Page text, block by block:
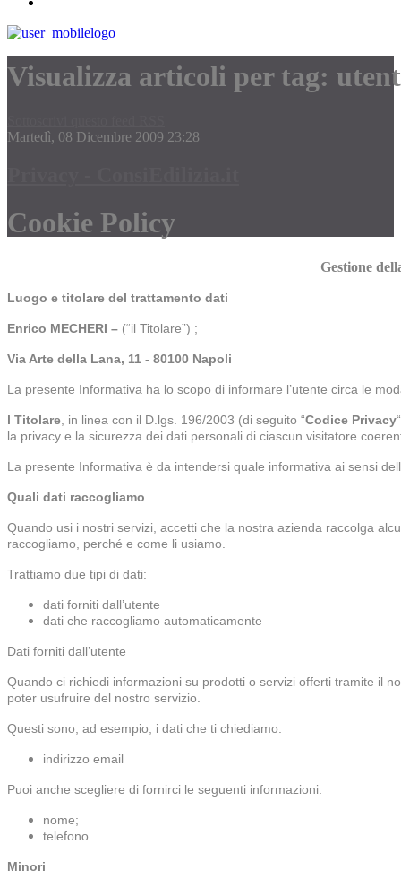
Visualizza articoli per tag:
Martedì, 08 Dicembre 2009 23:28
Cookie Policy
Gestione
Luogo e titolare del trattamento dati
Enrico MECHERI – (“il Titolare”) ;
Via Arte della Lana, 11 - 80100 Napoli
La presente Informativa ha lo scopo di informare l’utente circa le
l Titolare , in linea con il D.lgs. 196/2003 (di seguito “Codice Privacy
la privacy e la sicurezza dei dati personali di ciascun visitatore
La presente Informativa è da intendersi quale informativa ai sensi
Quali dati raccogliamo
Quando usi i nostri servizi, accetti che la nostra azienda raccolga
raccogliamo, perché e come li usiamo.
Trattiamo due tipi di dati:
dati forniti dall’utente
dati che raccogliamo automaticamente
Dati forniti dall’utente
Quando ci richiedi informazioni su prodotti o servizi offerti tramite il
poter usufruire del nostro servizio.
Questi sono, ad esempio, i dati che ti chiediamo:
indirizzo email
Puoi anche scegliere di fornirci le seguenti informazioni:
nome;
telefono.
Minori